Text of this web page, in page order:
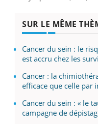
SUR LE MÊME
Cancer du sein : le
est accru chez les
Cancer : la
efficace que celle par
Cancer du sein : « le
campagne de